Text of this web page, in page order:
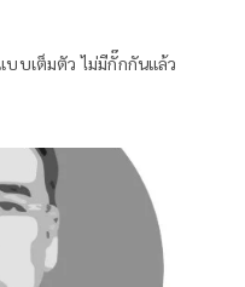
บบเต็มตัว ไม่มีกั๊กกันแล้ว